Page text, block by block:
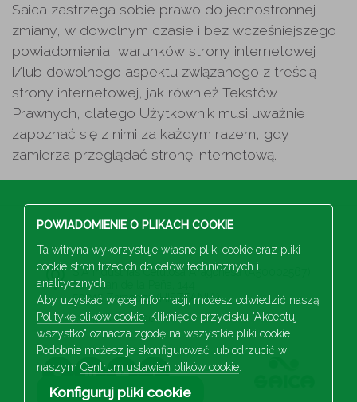
Saica zastrzega sobie prawo do jednostronnej
zmiany, w dowolnym czasie i bez wcześniejszego
powiadomienia, warunków strony internetowej
i/lub dowolnego aspektu związanego z treścią
strony internetowej, jak również Tekstów
Prawnych, dlatego Użytkownik musi uważnie
zapoznać się z nimi za każdym razem, gdy
zamierza przeglądać stronę internetową.
S.A Industrias Celulosa Aragonesa (A50002567)
San Juan de la Peña, 144
50015 Zaragoza (HISZPANIA)
+34 976 103 100
POWIADOMIENIE O PLIKACH COOKIE
Ta witryna wykorzystuje własne pliki cookie oraz pliki
cookie stron trzecich do celów technicznych i
analitycznych
Aby uzyskać więcej informacji, możesz odwiedzić naszą
Politykę plików cookie . Kliknięcie przycisku "Akceptuj
wszystko" oznacza zgodę na wszystkie pliki cookie.
Podobnie możesz je skonfigurować lub odrzucić w
naszym Centrum ustawień plików cookie
Konfiguruj pliki cookie